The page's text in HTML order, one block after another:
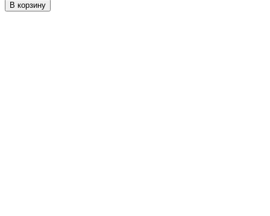
В корзину